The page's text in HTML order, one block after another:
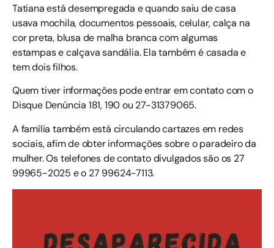
Tatiana está desempregada e quando saiu de casa
usava mochila, documentos pessoais, celular, calça na
cor preta, blusa de malha branca com algumas
estampas e calçava sandália. Ela também é casada e
tem dois filhos.
Quem tiver informações pode entrar em contato com o
Disque Denúncia 181, 190 ou 27-31379065.
A família também está circulando cartazes em redes
sociais, afim de obter informações sobre o paradeiro da
mulher. Os telefones de contato divulgados são os 27
99965-2025 e o 27 99624-7113.